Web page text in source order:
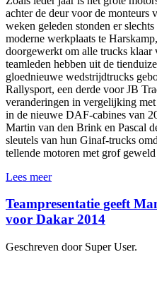
achter de deur voor de monteurs
weken geleden stonden er
moderne werkplaats te
doorgewerkt om alle trucks klaar
teamleden hebben uit de
gloednieuwe wedstrijdtrucks
Rallysport, een derde voor JB
veranderingen in vergelijking
in de nieuwe DAF-cabines van
Martin van den Brink en Pascal
sleutels van hun Ginaf-trucks
tellende motoren met grof
Lees meer
Teampresentatie geeft
voor Dakar 2014
Geschreven door Super User.